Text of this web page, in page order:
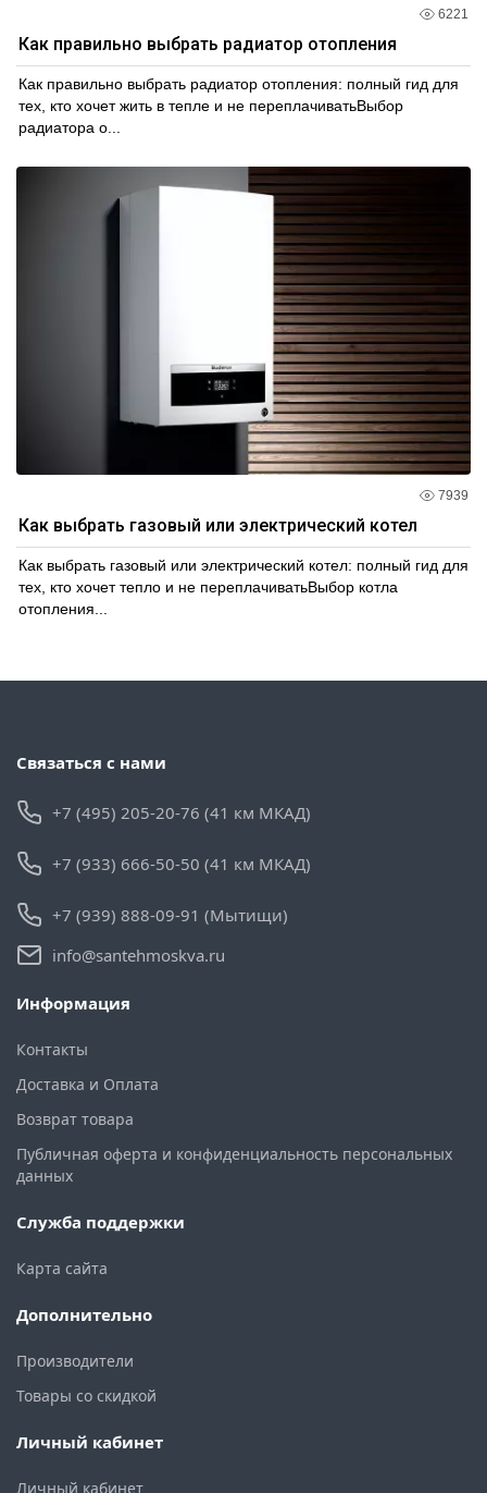
6221
Как правильно выбрать радиатор отопления
Как правильно выбрать радиатор отопления: полный гид для
тех, кто хочет жить в тепле и не переплачиватьВыбор
радиатора о...
7939
Как выбрать газовый или электрический котел
Как выбрать газовый или электрический котел: полный гид для
тех, кто хочет тепло и не переплачиватьВыбор котла
отопления...
Связаться с нами
+7 (495) 205-20-76 (41 км МКАД)
+7 (933) 666-50-50 (41 км МКАД)
+7 (939) 888-09-91 (Мытищи)
info@santehmoskva.ru
Информация
Контакты
Доставка и Оплата
Возврат товара
Публичная оферта и конфиденциальность персональных
данных
Служба поддержки
Карта сайта
Дополнительно
Производители
Товары со скидкой
Личный кабинет
Личный кабинет